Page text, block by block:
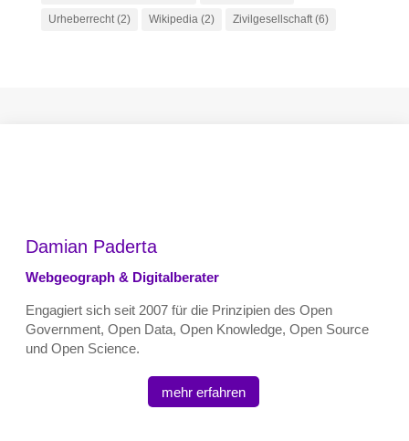
Urheberrecht(2) Wikipedia(2) Zivilgesellschaft(6)
Damian Paderta
Webgeograph & Digitalberater
Engagiert sich seit 2007 für die Prinzipien des Open
Government, Open Data, Open Knowledge, Open Source
und Open Science.
mehr erfahren